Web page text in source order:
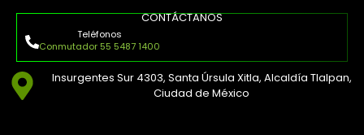
CONTÁCTANOS
Teléfonos
Conmutador 55 5487 1400
Insurgentes Sur 4303, Santa Úrsula Xitla, Alcaldía Tlalpan,
Ciudad de México